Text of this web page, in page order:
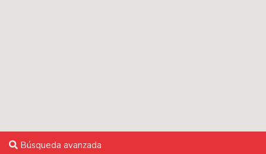
Búsqueda avanzada